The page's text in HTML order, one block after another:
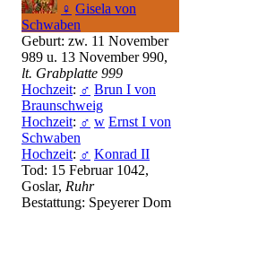
♀ Gisela von
Schwaben
Geburt: zw. 11 November
989 u. 13 November 990,
lt. Grabplatte 999
Hochzeit: ♂ Brun I von
Braunschweig
Hochzeit: ♂ w Ernst I von
Schwaben
Hochzeit: ♂ Konrad II
Tod: 15 Februar 1042,
Goslar, Ruhr
Bestattung: Speyerer Dom